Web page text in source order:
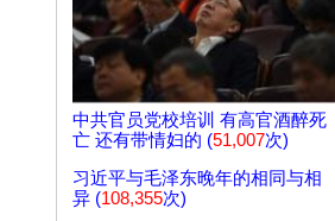
中共官员党校培训 有高官酒醉死
亡 还有带情妇的 (51,007次)
习近平与毛泽东晚年的相同与相
异 (108,355次)